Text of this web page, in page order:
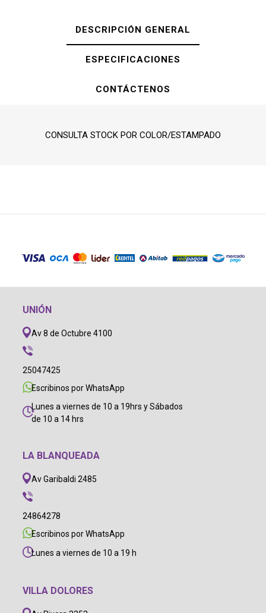
DESCRIPCIÓN GENERAL
ESPECIFICACIONES
CONTÁCTENOS
CONSULTA STOCK POR COLOR/ESTAMPADO
UNIÓN
Av 8 de Octubre 4100
25047425
Escribinos por WhatsApp
Lunes a viernes de 10 a 19hrs y Sábados
de 10 a 14 hrs
LA BLANQUEADA
Av Garibaldi 2485
24864278
Escribinos por WhatsApp
Lunes a viernes de 10 a 19 h
VILLA DOLORES